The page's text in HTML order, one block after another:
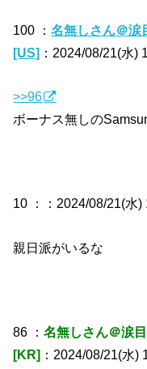
100 ：名無しさん＠涙
[US] ：2024/08/21(水)
>>96
ボーナス無しの
10 ： ：2024/08/21(水
親日派がいるな
86 ：名無しさん＠涙
[KR] ：2024/08/21(水